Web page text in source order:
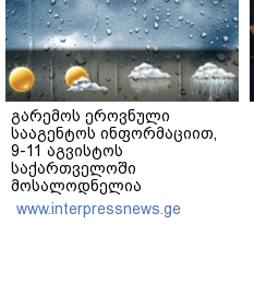
გარემოს ეროვნული
სააგენტოს ინფორმაციით,
9-11 აგვისტოს
საქართველოში
მოსალოდნელია
დროგამოშვებით წვიმა
www.interpressnews.ge